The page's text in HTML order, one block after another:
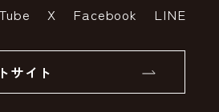
は
X Facebook LINE
サイト